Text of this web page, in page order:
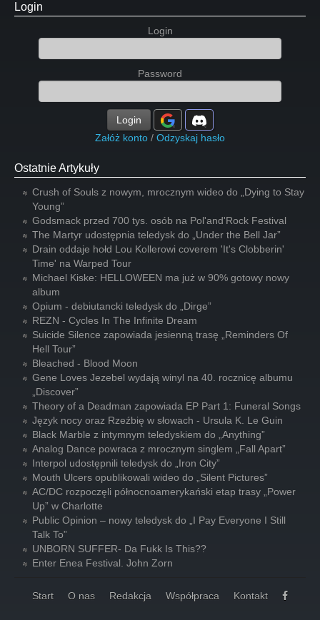
Login
Login
Password
Login
Załóż konto / Odzyskaj hasło
Ostatnie Artykuły
Crush of Souls z nowym, mrocznym wideo do „Dying to Stay
Young”
Godsmack przed 700 tys. osób na Pol'and'Rock Festival
The Martyr udostępnia teledysk do „Under the Bell Jar”
Drain oddaje hołd Lou Kollerowi coverem 'It's Clobberin'
Time' na Warped Tour
Michael Kiske: HELLOWEEN ma już w 90% gotowy nowy
album
Opium - debiutancki teledysk do „Dirge”
REZN - Cycles In The Infinite Dream
Suicide Silence zapowiada jesienną trasę „Reminders Of
Hell Tour”
Bleached - Blood Moon
Gene Loves Jezebel wydają winyl na 40. rocznicę albumu
„Discover”
Theory of a Deadman zapowiada EP Part 1: Funeral Songs
Język nocy oraz Rzeźbię w słowach - Ursula K. Le Guin
Black Marble z intymnym teledyskiem do „Anything”
Analog Dance powraca z mrocznym singlem „Fall Apart”
Interpol udostępnili teledysk do „Iron City”
Mouth Ulcers opublikowali wideo do „Silent Pictures”
AC/DC rozpoczęli północnoamerykański etap trasy „Power
Up” w Charlotte
Public Opinion – nowy teledysk do „I Pay Everyone I Still
Talk To”
UNBORN SUFFER- Da Fukk Is This??
Enter Enea Festival. John Zorn
Start O nas Redakcja Współpraca Kontakt